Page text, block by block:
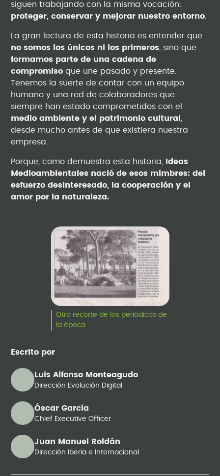
Escrito por
Luis Alfonso Monteagudo
Dirección Evolución Digital
Óscar García
Chief Executive Officer
Juan Manuel Roldán
Dirección Iberia e Internacional
siguen trabajando con la misma vocación:
proteger, conservar y mejorar nuestro entorno
La gran lectura de esta historia es entender que
no somos los únicos ni los primeros , sino que
formamos parte de una cadena de
compromiso que une pasado y presente.
Tenemos la suerte de contar con un equipo
humano y una red de colaboradores que
siempre han estado comprometidos con el
medio ambiente y el patrimonio cultural
desde mucho antes de que existiera nuestra
empresa.
Porque, como demuestra esta historia,
Ideas
Medioambientales nació de esos mimbres: del
esfuerzo desinteresado, la cooperación y el
amor por la naturaleza.
Otro recorte de los periódicos de
la época